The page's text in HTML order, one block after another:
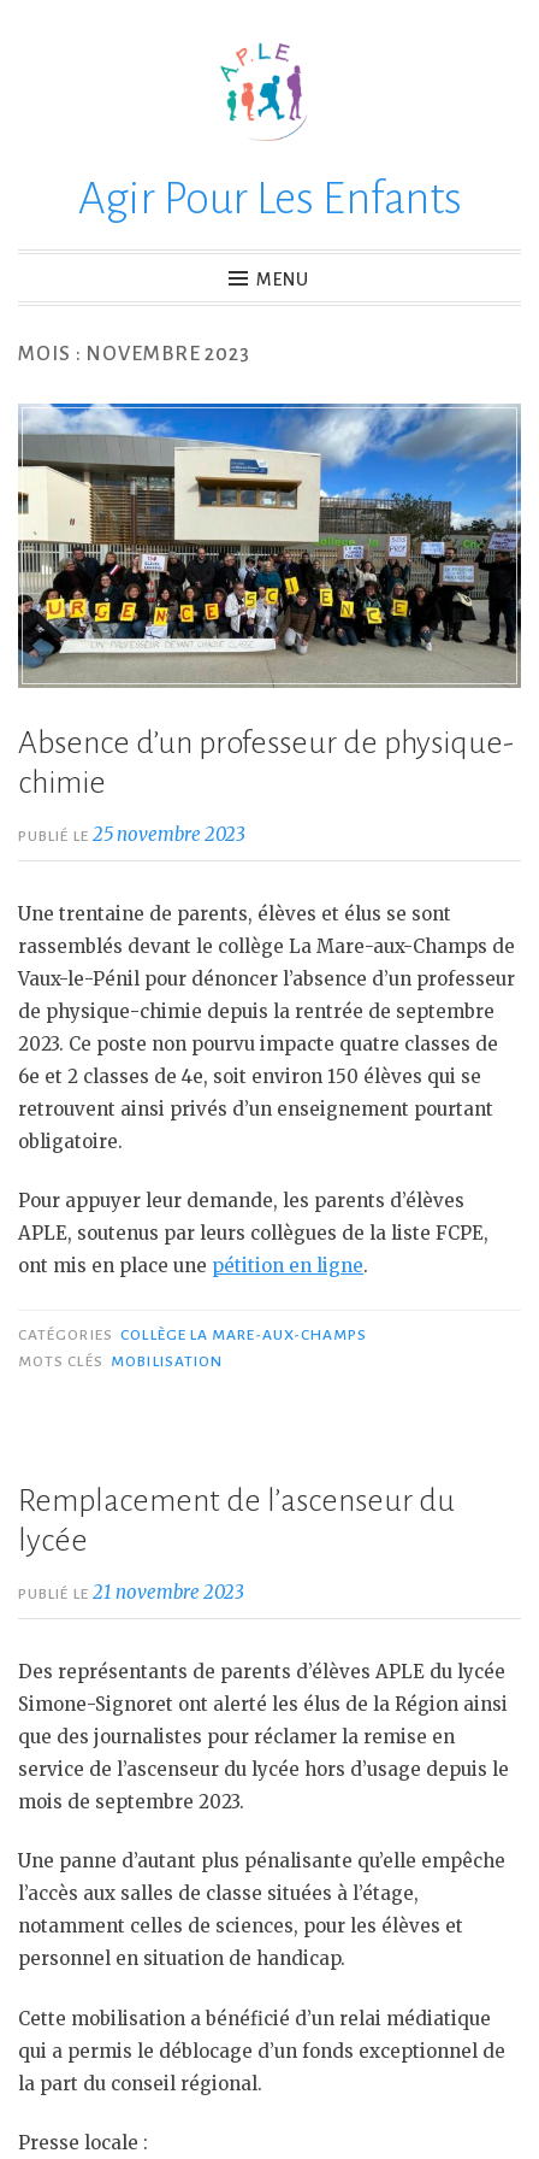
Agir Pour Les Enfants
MENU
MOIS : NOVEMBRE 2023
Absence d’un professeur de physique-
chimie
PUBLIÉ LE 25 novembre 2023
Une trentaine de parents, élèves et élus se sont
rassemblés devant le collège La Mare-aux-Champs de
Vaux-le-Pénil pour dénoncer l’absence d’un professeur
de physique-chimie depuis la rentrée de septembre
2023. Ce poste non pourvu impacte quatre classes de
6e et 2 classes de 4e, soit environ 150 élèves qui se
retrouvent ainsi privés d’un enseignement pourtant
obligatoire.
Pour appuyer leur demande, les parents d’élèves
APLE, soutenus par leurs collègues de la liste FCPE,
ont mis en place une pétition en ligne.
CATÉGORIES COLLÈGE LA MARE-AUX-CHAMPS
MOTS CLÉS
MOBILISATION
Remplacement de l’ascenseur du
lycée
PUBLIÉ LE 21 novembre 2023
Des représentants de parents d’élèves APLE du lycée
Simone-Signoret ont alerté les élus de la Région ainsi
que des journalistes pour réclamer la remise en
service de l’ascenseur du lycée hors d’usage depuis le
mois de septembre 2023.
Une panne d’autant plus pénalisante qu’elle empêche
l’accès aux salles de classe situées à l’étage,
notamment celles de sciences, pour les élèves et
personnel en situation de handicap.
Cette mobilisation a bénéficié d’un relai médiatique
qui a permis le déblocage d’un fonds exceptionnel de
la part du conseil régional.
Presse locale :